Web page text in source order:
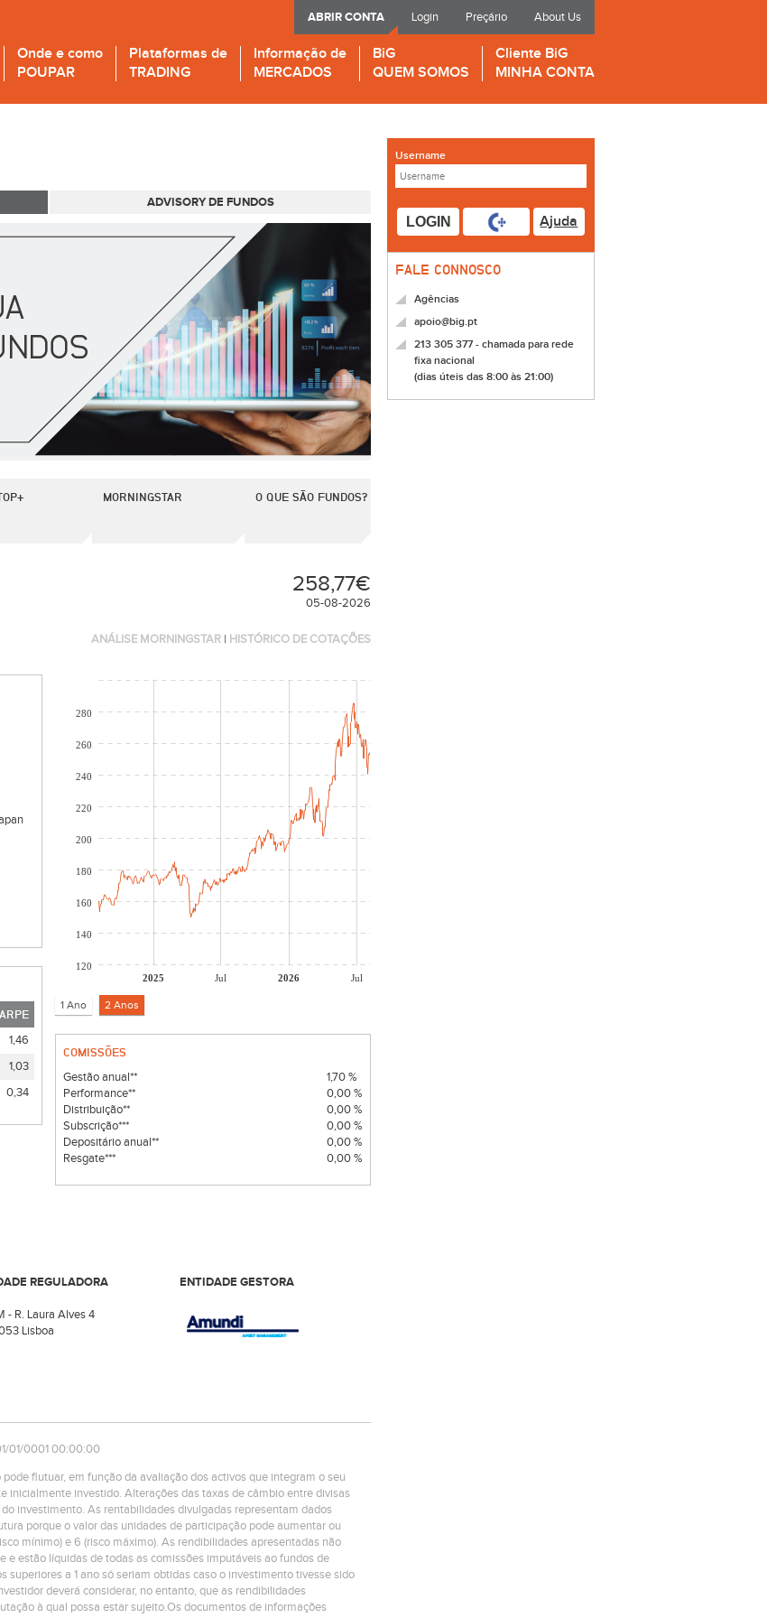
Login Preçário About Us
ABRIR CONTA
Onde e como
POUPAR
Plataformas de
TRADING
Informação de
MERCADOS
BiG
QUEM SOMOS
Cliente BiG
MINHA CONTA
ADVISORY DE FUNDOS
MORNINGSTAR O QUE SÃO FUNDOS?
258,77€
05-08-2026
ANÁLISE MORNINGSTAR | HISTÓRICO DE COTAÇÕES
1,46
1,03
0,34
2025 Jul 2026 Jul
120
140
160
180
200
220
240
260
280
COMISSÕES
Gestão anual**
Performance**
Distribuição**
Subscrição***
Depositário anual**
Resgate***
1,70 %
0,00 %
0,00 %
0,00 %
0,00 %
0,00 %
REGULADORA ENTIDADE GESTORA
- R. Laura Alves 4
Lisboa
01/0001 00:00:00
flutuar, em função da avaliação dos activos que integram o seu
inicialmente investido. Alterações das taxas de câmbio entre divisas
investimento. As rentabilidades divulgadas representam dados
porque o valor das unidades de participação pode aumentar ou
mínimo) e 6 (risco máximo). As rendibilidades apresentadas não
e estão líquidas de todas as comissões imputáveis ao fundos de
a 1 ano só seriam obtidas caso o investimento tivesse sido
deverá considerar, no entanto, que as rendibilidades
à qual possa estar sujeito.Os documentos de informações
Username
LOGIN Ajuda
FALE CONNOSCO
Agências
apoio@big.pt
213 305 377 - chamada para rede
fixa nacional
(dias úteis das 8:00 às 21:00)